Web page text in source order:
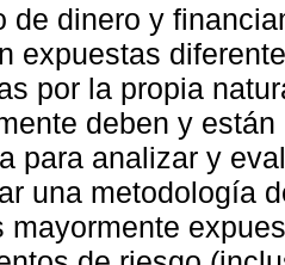
de dinero y
expuestas
por la propia
deben y
para analizar y
una metodología
mayormente